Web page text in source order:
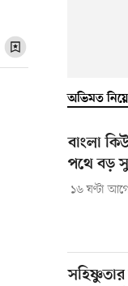
অভিমত
বাংলা
পথে বড়
১৬ ঘণ্টা